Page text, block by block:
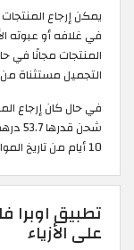
يمكن إرجاع المنتجات
في غلافه أو عبوته
المنتجات مجانًا
التجميل مستثناة من
في حال كان إرجاع
شحن
10 أيام من تاريخ الموافقة على طلب الإرجاع.
تطبيق
على الأزياء